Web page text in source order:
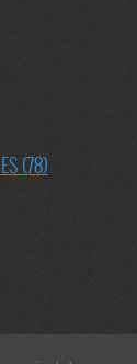
(78)